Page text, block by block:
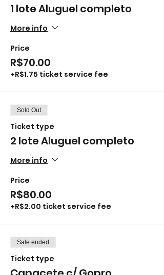
1 lote Aluguel completo
More info
Price
R$70.00
+R$1.75 ticket service fee
Sold Out
Ticket type
2 lote Aluguel completo
More info
Price
R$80.00
+R$2.00 ticket service fee
Sale ended
Ticket type